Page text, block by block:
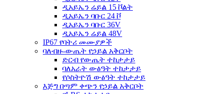
ዲአይኤን ሬይል 15 ቮልት
ዲአይኤን ባቡር 24 ቮ
ዲአይኤን ባቡር 36V
ዲአይኤን ሬይል 48V
IP67 የባትሪ መሙያዎች
ባለብዙ-ውጤት የኃይል አቅርቦት
ድርብ የውጤት ተከታታይ
ባለአራት ውፅዓት ተከታታይ
የሶስትዮሽ ውፅዓት ተከታታይ
እጅግ በጣም ቀጭን የኃይል አቅርቦት